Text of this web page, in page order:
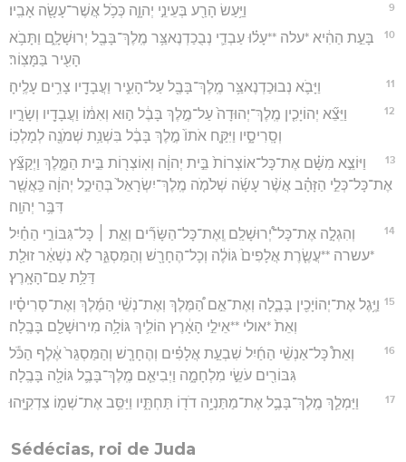
9 וַיַּ֥עַשׂ הָרַ֖ע בְּעֵינֵ֣י יְהוָ֑ה כְּכֹ֥ל אֲשֶׁר־עָשָׂ֖ה אָבִֽיו׃
10
בָּעֵ֣ת הַהִ֔יא *עלה **עָל֗וּ עַבְדֵ֛י נְבֻכַדְנֶאצַּ֥ר מֶֽלֶךְ־בָּבֶ֖ל יְרוּשָׁלִָ֑ם וַתָּבֹ֥א
הָעִ֖יר בַּמָּצֽוֹר׃
11 וַיָּבֹ֛א נְבוּכַדְנֶאצַּ֥ר מֶֽלֶךְ־בָּבֶ֖ל עַל־הָעִ֑יר וַעֲבָדָ֖יו צָרִ֥ים עָלֶֽיהָ׃
12
וַיֵּצֵ֞א יְהוֹיָכִ֤ין מֶֽלֶךְ־יְהוּדָה֙ עַל־מֶ֣לֶךְ בָּבֶ֔ל ה֣וּא וְאִמּ֔וֹ וַעֲבָדָ֖יו וְשָׂרָ֣יו
וְסָֽרִיסָ֑יו וַיִּקַּ֤ח אֹתוֹ֙ מֶ֣לֶךְ בָּבֶ֔ל בִּשְׁנַ֥ת שְׁמֹנֶ֖ה לְמָלְכֽוֹ׃
13
וַיּוֹצֵ֣א מִשָּׁ֗ם אֶת־כָּל־אוֹצְרוֹת֙ בֵּ֣ית יְהוָ֔ה וְאֽוֹצְר֖וֹת בֵּ֣ית הַמֶּ֑לֶךְ וַיְקַצֵּ֞ץ
אֶת־כָּל־כְּלֵ֣י הַזָּהָ֗ב אֲשֶׁ֨ר עָשָׂ֜ה שְׁלֹמֹ֤ה מֶֽלֶךְ־יִשְׂרָאֵל֙ בְּהֵיכַ֣ל יְהוָ֔ה כַּֽאֲשֶׁ֖ר
דִּבֶּ֥ר יְהוָֽה׃
14
וְהִגְלָ֣ה אֶת־כָּל־יְ֠רוּשָׁלִַם וְֽאֶת־כָּל־הַשָּׂרִ֞ים וְאֵ֣ת ׀ כָּל־גִּבּוֹרֵ֣י הַחַ֗יִל
*עשרה **עֲשֶׂ֤רֶת אֲלָפִים֙ גּוֹלֶ֔ה וְכָל־הֶחָרָ֖שׁ וְהַמַּסְגֵּ֑ר לֹ֣א נִשְׁאַ֔ר זוּלַ֖ת
דַּלַּ֥ת עַם־הָאָֽרֶץ׃
15 וַיֶּ֥גֶל אֶת־יְהוֹיָכִ֖ין בָּבֶ֑לָה וְאֶת־אֵ֣ם הַ֠מֶּלֶךְ וְאֶת־נְשֵׁ֨י הַמֶּ֜לֶךְ וְאֶת־סָרִיסָ֗יו
וְאֵת֙ *אולי **אֵילֵ֣י הָאָ֔רֶץ הוֹלִ֛יךְ גּוֹלָ֥ה מִירוּשָׁלִַ֖ם בָּבֶֽלָה׃
16
וְאֵת֩ כָּל־אַנְשֵׁ֨י הַחַ֜יִל שִׁבְעַ֣ת אֲלָפִ֗ים וְהֶחָרָ֤שׁ וְהַמַּסְגֵּר֙ אֶ֔לֶף הַכֹּ֕ל
גִּבּוֹרִ֖ים עֹשֵׂ֣י מִלְחָמָ֑ה וַיְבִיאֵ֧ם מֶֽלֶךְ־בָּבֶ֛ל גּוֹלָ֖ה בָּבֶֽלָה׃
17 וַיַּמְלֵ֧ךְ מֶֽלֶךְ־בָּבֶ֛ל אֶת־מַתַּנְיָ֥ה דֹד֖וֹ תַּחְתָּ֑יו וַיַּסֵּ֥ב אֶת־שְׁמ֖וֹ צִדְקִיָּֽהוּ׃
Sédécias, roi de Juda